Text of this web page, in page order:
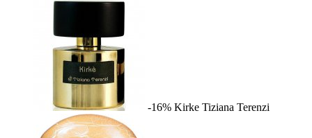
-16% Kirke Tiziana Terenzi